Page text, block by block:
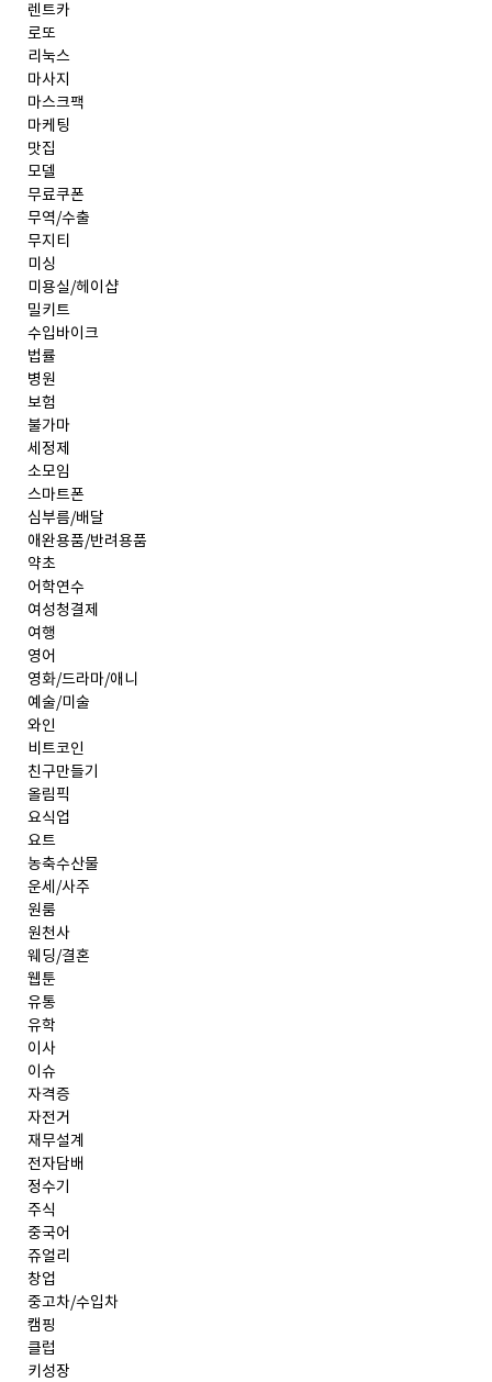
렌트카
로또
리눅스
마사지
마스크팩
마케팅
맛집
모델
무료쿠폰
무역/수출
무지티
미싱
미용실/헤이샵
밀키트
수입바이크
법률
병원
보험
불가마
세정제
소모임
스마트폰
심부름/배달
애완용품/반려용품
약초
어학연수
여성청결제
여행
영어
영화/드라마/애니
예술/미술
와인
비트코인
친구만들기
올림픽
요식업
요트
농축수산물
운세/사주
원룸
원천사
웨딩/결혼
웹툰
유통
유학
이사
이슈
자격증
자전거
재무설계
전자담배
정수기
주식
중국어
쥬얼리
창업
중고차/수입차
캠핑
클럽
키성장